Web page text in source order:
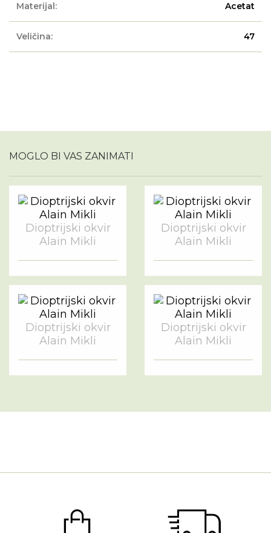
Materijal: Acetat
Veličina: 47
MOGLO BI VAS ZANIMATI
Dioptrijski okvir
Alain Mikli
Dioptrijski okvir
Alain Mikli
Dioptrijski okvir
Alain Mikli
Dioptrijski okvir
Alain Mikli